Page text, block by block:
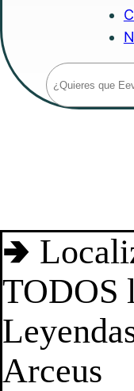
Buscar
🢂
TODOS
Arceus